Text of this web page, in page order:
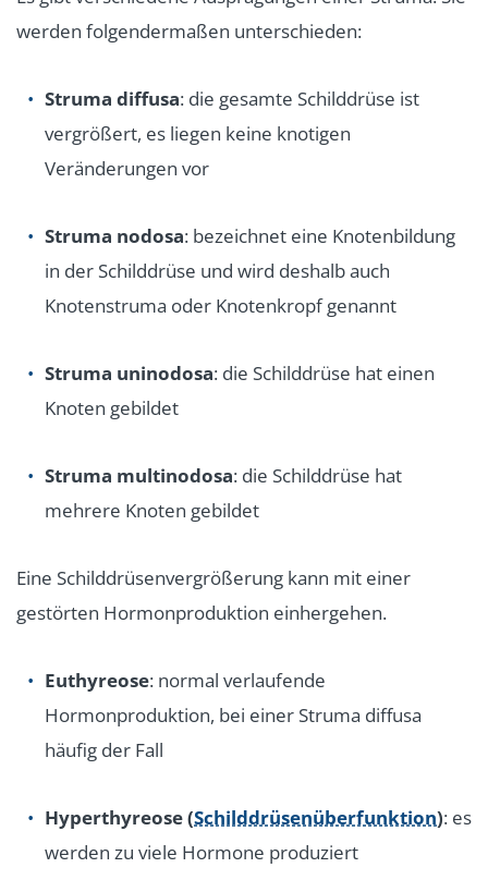
werden folgendermaßen unterschieden:
Struma diffusa: die gesamte Schilddrüse ist
vergrößert, es liegen keine knotigen
Veränderungen vor
Struma nodosa: bezeichnet eine Knotenbildung
in der Schilddrüse und wird deshalb auch
Knotenstruma oder Knotenkropf genannt
Struma uninodosa: die Schilddrüse hat einen
Knoten gebildet
Struma multinodosa: die Schilddrüse hat
mehrere Knoten gebildet
Eine Schilddrüsenvergrößerung kann mit einer
gestörten Hormonproduktion einhergehen.
Euthyreose: normal verlaufende
Hormonproduktion, bei einer Struma diffusa
häufig der Fall
Hyperthyreose (Schilddrüsenüberfunktion): es
werden zu viele Hormone produziert